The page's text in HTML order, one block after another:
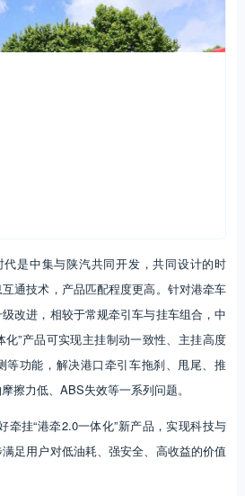
代是中集与陕汽共同开发，共同设计的时
通技术，产品匹配程度更高。针对港牵车
改进，相较于常规牵引车与挂车组合，中
化”产品可实现主挂制动一致性、主挂高度
等功能，解决港口牵引车拖刹、甩尾、推
擦力低、ABS失效等一系列问题。
牵挂“港牵2.0一体化”新产品，实现科技与
足用户对低油耗、强安全、高收益的价值